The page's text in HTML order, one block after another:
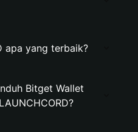
apa yang terbaik?
Bitget Wallet